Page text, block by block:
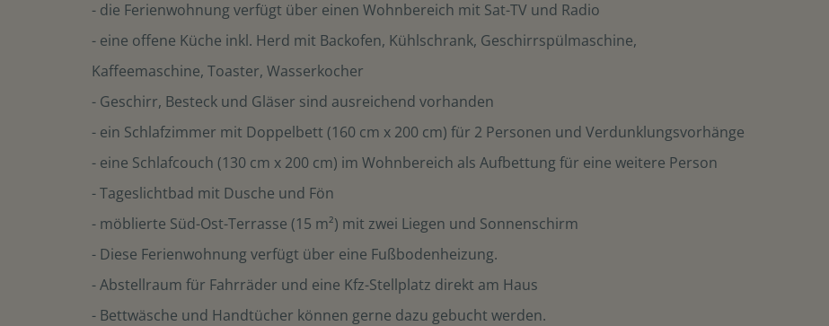
- die Ferienwohnung verfügt über einen Wohnbereich mit Sat-TV und Radio
- eine offene Küche inkl. Herd mit Backofen, Kühlschrank, Geschirrspülmaschine,
Kaffeemaschine, Toaster, Wasserkocher
- Geschirr, Besteck und Gläser sind ausreichend vorhanden
- ein Schlafzimmer mit Doppelbett (160 cm x 200 cm) für 2 Personen und Verdunklungsvorhänge
- eine Schlafcouch (130 cm x 200 cm) im Wohnbereich als Aufbettung für eine weitere Person
- Tageslichtbad mit Dusche und Fön
- möblierte Süd-Ost-Terrasse (15 m²) mit zwei Liegen und Sonnenschirm
- Diese Ferienwohnung verfügt über eine Fußbodenheizung.
- Abstellraum für Fahrräder und eine Kfz-Stellplatz direkt am Haus
- Bettwäsche und Handtücher können gerne dazu gebucht werden.